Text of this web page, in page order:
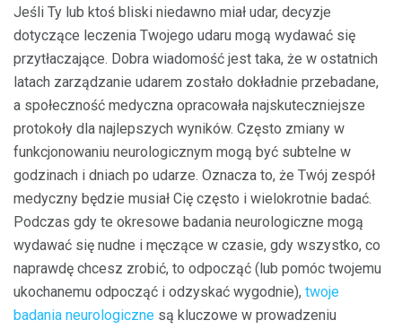
Jeśli Ty lub ktoś bliski niedawno miał udar, decyzje
dotyczące leczenia Twojego udaru mogą wydawać się
przytłaczające. Dobra wiadomość jest taka, że ​​w ostatnich
latach zarządzanie udarem zostało dokładnie przebadane,
a społeczność medyczna opracowała najskuteczniejsze
protokoły dla najlepszych wyników. Często zmiany w
funkcjonowaniu neurologicznym mogą być subtelne w
godzinach i dniach po udarze. Oznacza to, że Twój zespół
medyczny będzie musiał Cię często i wielokrotnie badać.
Podczas gdy te okresowe badania neurologiczne mogą
wydawać się nudne i męczące w czasie, gdy wszystko, co
naprawdę chcesz zrobić, to odpocząć (lub pomóc twojemu
ukochanemu odpocząć i odzyskać wygodnie), twoje
badania neurologiczne są kluczowe w prowadzeniu